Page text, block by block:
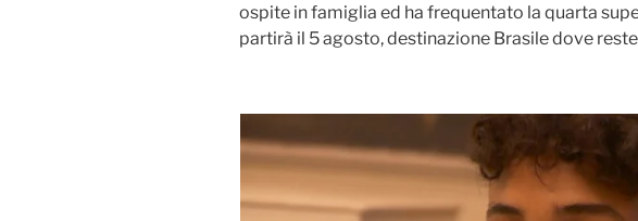
ospite in famiglia ed ha frequentato la quarta
partirà il 5 agosto, destinazione Brasile dove